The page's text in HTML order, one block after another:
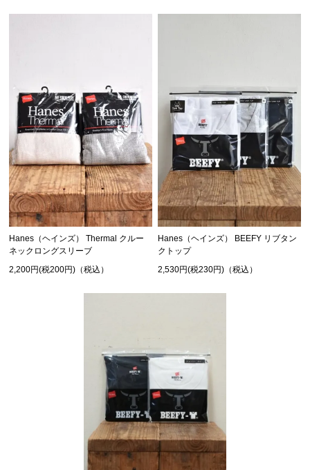
Hanes（ヘインズ） Thermal クルー
ネックロングスリーブ
2,200円(税200円)（税込）
Hanes（ヘインズ） BEEFY リブタン
クトップ
2,530円(税230円)（税込）